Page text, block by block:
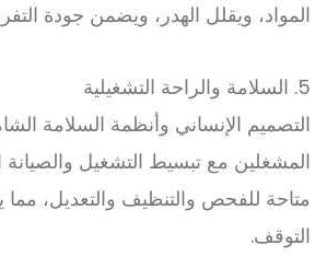
المواد، ويقلل الهدر، ويضمن جودة
5. السلامة والراحة التشغيلية
التصميم الإنساني وأنظمة السلامة
المشغلين مع تبسيط التشغيل والصيانة
متاحة للفحص والتنظيف والتعديل،
التوقف.